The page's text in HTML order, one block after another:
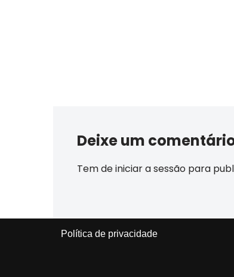
Deixe um
Tem deiniciar a sessão para
Política de privacidade